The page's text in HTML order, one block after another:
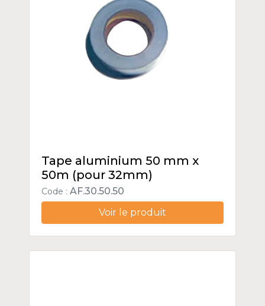
Tape aluminium 50 mm x
50m (pour 32mm)
Code : AF.30.50.50
Voir le produit